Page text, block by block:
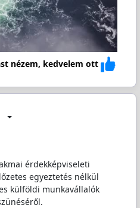
nézem, kedvelem ott
érdekképviseleti
egyeztetés nélkül
külföldi munkavállalók